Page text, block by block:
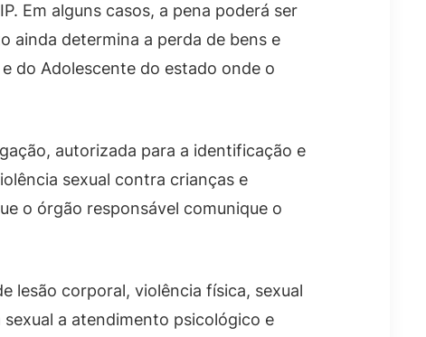
Em alguns casos, a pena poderá ser
ainda determina a perda de bens e
do Adolescente do estado onde o
autorizada para a identificação e
sexual contra crianças e
o órgão responsável comunique o
lesão corporal, violência física, sexual
a atendimento psicológico e